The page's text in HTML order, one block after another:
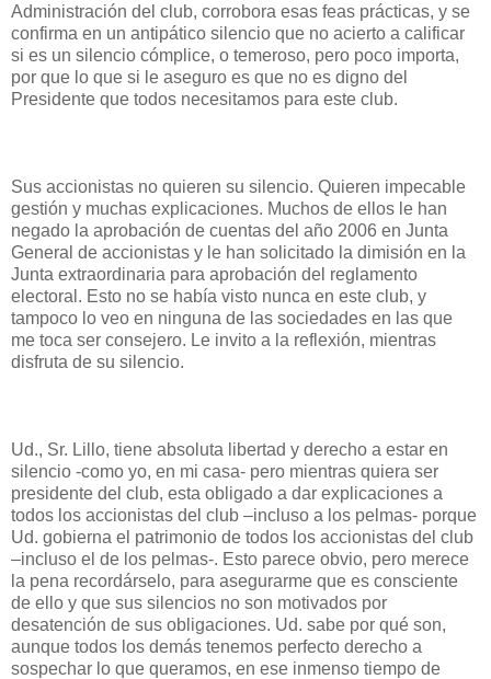
Administración del club, corrobora esas feas prácticas, y se
confirma en un antipático silencio que no acierto a calificar
si es un silencio cómplice, o temeroso, pero poco importa,
por que lo que si le aseguro es que no es digno del
Presidente que todos necesitamos para este club.
Sus accionistas no quieren su silencio. Quieren impecable
gestión y muchas explicaciones. Muchos de ellos le han
negado la aprobación de cuentas del año 2006 en Junta
General de accionistas y le han solicitado la dimisión en la
Junta extraordinaria para aprobación del reglamento
electoral. Esto no se había visto nunca en este club, y
tampoco lo veo en ninguna de las sociedades en las que
me toca ser consejero. Le invito a la reflexión, mientras
disfruta de su silencio.
Ud., Sr. Lillo, tiene absoluta libertad y derecho a estar en
silencio -como yo, en mi casa- pero mientras quiera ser
presidente del club, esta obligado a dar explicaciones a
todos los accionistas del club –incluso a los pelmas- porque
Ud. gobierna el patrimonio de todos los accionistas del club
–incluso el de los pelmas-. Esto parece obvio, pero merece
la pena recordárselo, para asegurarme que es consciente
de ello y que sus silencios no son motivados por
desatención de sus obligaciones. Ud. sabe por qué son,
aunque todos los demás tenemos perfecto derecho a
sospechar lo que queramos, en ese inmenso tiempo de